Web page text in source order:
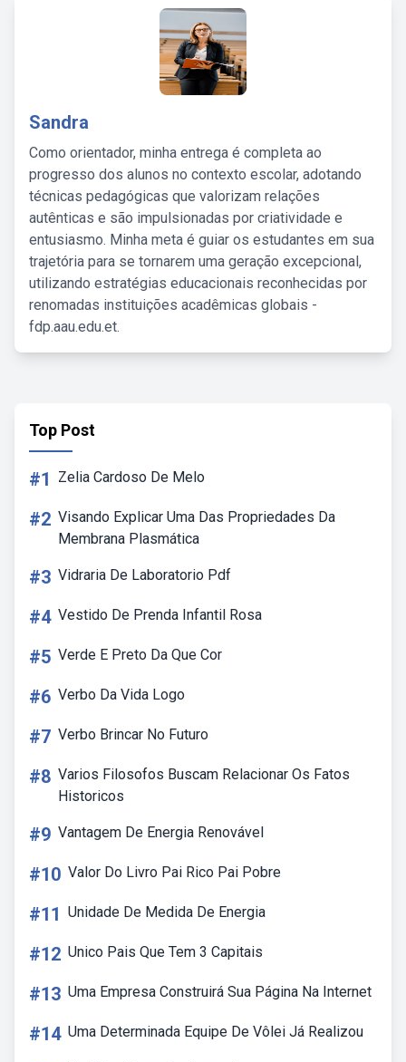
Sandra
Como orientador, minha entrega é completa ao
progresso dos alunos no contexto escolar, adotando
técnicas pedagógicas que valorizam relações
autênticas e são impulsionadas por criatividade e
entusiasmo. Minha meta é guiar os estudantes em sua
trajetória para se tornarem uma geração excepcional,
utilizando estratégias educacionais reconhecidas por
renomadas instituições acadêmicas globais -
fdp.aau.edu.et.
Top Post
#1 Zelia Cardoso De Melo
#2 Visando Explicar Uma Das Propriedades Da
Membrana Plasmática
#3 Vidraria De Laboratorio Pdf
#4 Vestido De Prenda Infantil Rosa
#5 Verde E Preto Da Que Cor
#6 Verbo Da Vida Logo
#7 Verbo Brincar No Futuro
#8 Varios Filosofos Buscam Relacionar Os Fatos
Historicos
#9 Vantagem De Energia Renovável
#10 Valor Do Livro Pai Rico Pai Pobre
#11 Unidade De Medida De Energia
#12 Unico Pais Que Tem 3 Capitais
#13 Uma Empresa Construirá Sua Página Na Internet
#14 Uma Determinada Equipe De Vôlei Já Realizou